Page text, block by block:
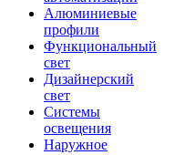
Алюминиевые
профили
Функциональный
свет
Дизайнерский
свет
Системы
освещения
Наружное